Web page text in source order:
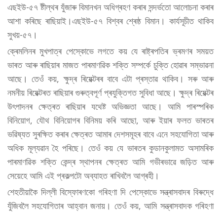
এছইউ-৫৭ ষ্টীল্থৰ যুঁজাৰু বিমানখন অধিগ্ৰহণ কৰাৰ সন্দৰ্ভতো আলোচনা কৰাৰ
আশা কৰিছে ৰাছিয়াই।এছইউ-৫৭ বিশ্বৰ শ্ৰেষ্ঠ বিমান। কাৰ্যসূচীত থাকিব
সুখয়-৫৭।
ক্ৰেমলিনৰ মুখপাত্ৰ পেস্কোভে লগতে কয় যে ৰাষ্ট্ৰপতিৰ ভ্ৰমণৰ সময়ত
ভাৰত আৰু ৰাছিয়াৰ মাজত পাৰমাণৱিক শক্তি সম্পৰ্কে চুক্তি হোৱাৰ সম্ভাৱনা
আছে। তেওঁ কয়, ক্ষুদ্ৰ ৰিয়েক্টৰৰ বাবে এটা প্ৰস্তাৱ থাকিব। সৰু আৰু
নমনীয় ৰিয়েক্টৰত ৰাছিয়াৰ গুৰুত্বপূৰ্ণ প্ৰযুক্তিগত সুবিধা আছে। ক্ষুদ্ৰ ৰিয়েক্টৰ
উৎপাদনৰ ক্ষেত্ৰত ৰাছিয়াৰ যথেষ্ট অভিজ্ঞতা আছে। আমি পাৰস্পৰিক
বিনিয়োগ, যৌথ বিনিয়োগৰ বিনিময় কৰি আছো, আৰু ইয়াৰ ফলত ভাৰতৰ
ভৱিষ্যত সুৰক্ষিত কৰাৰ ক্ষেত্ৰত আমাৰ দেশসমূহৰ বাবে এনে সহযোগিতা আৰু
অধিক মূল্যৱান হৈ পৰিছে। তেওঁ কয় যে ভাৰতৰ কুডানকুলামত অসামৰিক
পাৰমাণৱিক শক্তি কেন্দ্ৰ স্থাপনৰ ক্ষেত্ৰত আমি গভীৰভাৱে জড়িত আৰু
সেয়েহে আমি এই প্ৰকল্পটো অব্যাহত ৰাখিবলৈ আগ্ৰহী।
শেহতীয়াকৈ দিল্লী বিস্ফোৰণকো গৰিহণা দি পেস্কোভে সন্ত্ৰাসবাদৰ বিৰুদ্ধে
যুঁজিবলৈ সহযোগিতাৰ আহ্বান জনায়। তেওঁ কয়, আমি সন্ত্ৰাসবাদক গৰিহণা